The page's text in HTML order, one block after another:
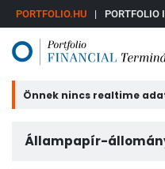
PORTFOLIO.HU | PORTFOLIO
Önnek nincs realtime
Állampapír-